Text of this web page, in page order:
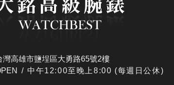
灣高雄市鹽埕區大勇路65號2樓
/ ​中午12:00至晚上8:00 (每週日公休)